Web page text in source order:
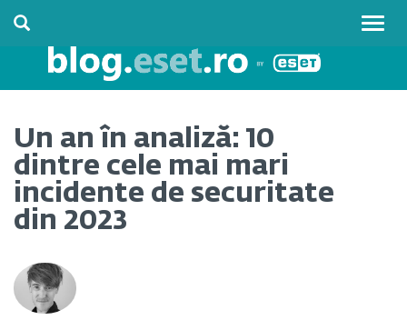
Un an în analiză: 10
dintre cele mai mari
incidente de securitate
din 2023